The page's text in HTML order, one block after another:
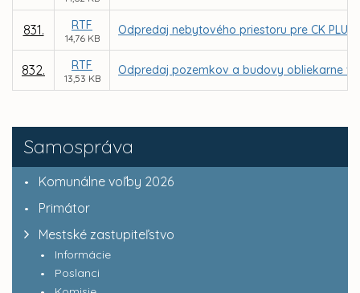
Samospráva
Komunálne voľby 2026
Primátor
Mestské zastupiteľstvo
Informácie
Poslanci
831. RTF
14,76 KB
Odpredaj nebytového priestoru pre CK PLUS,
832. RTF
13,53 KB
Odpredaj pozemkov a budovy obliekarne v